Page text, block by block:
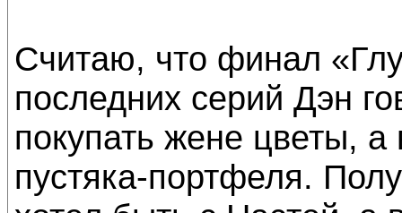
Считаю, что финал
последних серий Дэн
покупать жене цветы,
пустяка-портфеля.